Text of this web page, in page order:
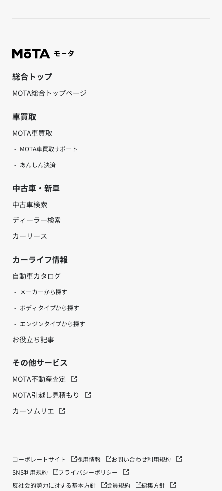
総合トップ
MOTA総合トップページ
車買取
MOTA車買取
MOTA車買取サポート
あんしん決済
中古車・新車
中古車検索
ディーラー検索
カーリース
カーライフ情報
自動車カタログ
メーカーから探す
ボディタイプから探す
エンジンタイプから探す
お役立ち記事
その他サービス
MOTA不動産査定
MOTA引越し見積もり
カーソムリエ
コーポレートサイト 採用情報 お問い合わせ利用規約
SNS利用規約
プライバシーポリシー
反社会的勢力に対する基本方針
会員規約 編集方針